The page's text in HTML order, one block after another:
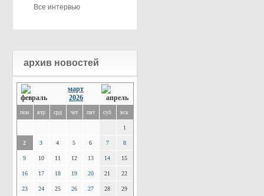
Все интервью
архив новостей
март
2026
пон втр срд чет пят суб вск
1
2 3 4 5 6 7 8
9 10 11 12 13 14 15
16 17 18 19 20 21 22
23 24 25 26 27 28 29